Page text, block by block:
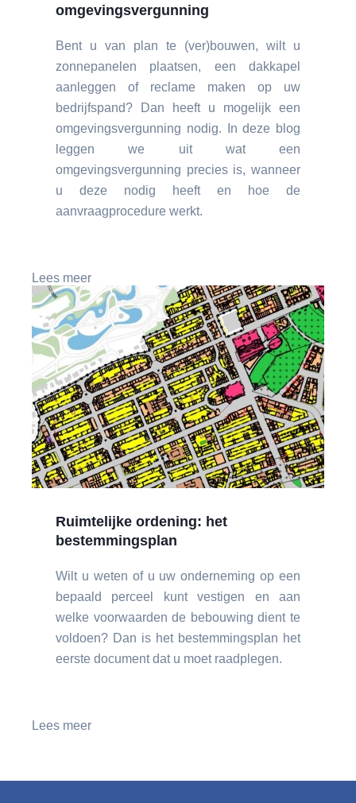
omgevingsvergunning
Bent u van plan te (ver)bouwen, wilt u
zonnepanelen plaatsen, een dakkapel
aanleggen of reclame maken op uw
bedrijfspand? Dan heeft u mogelijk een
omgevingsvergunning nodig. In deze blog
leggen we uit wat een
omgevingsvergunning precies is, wanneer
u deze nodig heeft en hoe de
aanvraagprocedure werkt.
Lees meer
Ruimtelijke ordening: het
bestemmingsplan
Wilt u weten of u uw onderneming op een
bepaald perceel kunt vestigen en aan
welke voorwaarden de bebouwing dient te
voldoen? Dan is het bestemmingsplan het
eerste document dat u moet raadplegen.
Lees meer